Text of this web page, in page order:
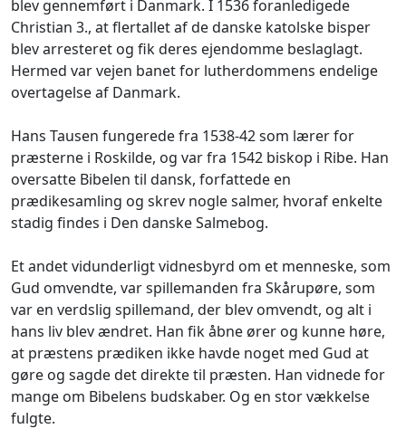
blev gennemført i Danmark. I 1536 foranledigede
Christian 3., at flertallet af de danske katolske bisper
blev arresteret og fik deres ejendomme beslaglagt.
Hermed var vejen banet for lutherdommens endelige
overtagelse af Danmark.
Hans Tausen fungerede fra 1538-42 som lærer for
præsterne i Roskilde, og var fra 1542 biskop i Ribe. Han
oversatte Bibelen til dansk, forfattede en
prædikesamling og skrev nogle salmer, hvoraf enkelte
stadig findes i Den danske Salmebog.
Et andet vidunderligt vidnesbyrd om et menneske, som
Gud omvendte, var spillemanden fra Skårupøre, som
var en verdslig spillemand, der blev omvendt, og alt i
hans liv blev ændret. Han fik åbne ører og kunne høre,
at præstens prædiken ikke havde noget med Gud at
gøre og sagde det direkte til præsten. Han vidnede for
mange om Bibelens budskaber. Og en stor vækkelse
fulgte.